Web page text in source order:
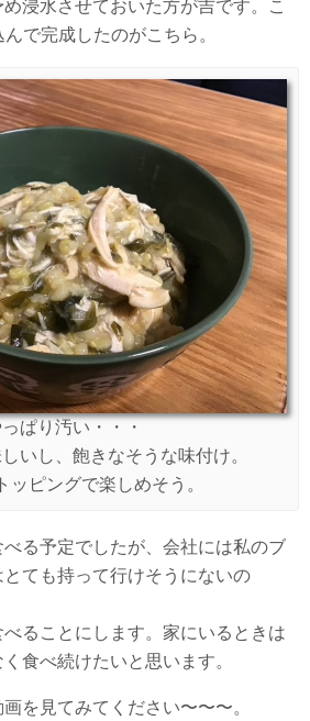
浸水させておいた方が吉です。こ
で完成したのがこちら。
ぱり汚い・・・
いし、飽きなそうな味付け。
ッピングで楽しめそう。
る予定でしたが、会社には私のブ
ても持って行けそうにないの
ることにします。家にいるときは
食べ続けたいと思います。
を見てみてください〜〜〜。